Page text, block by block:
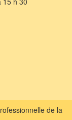
de la